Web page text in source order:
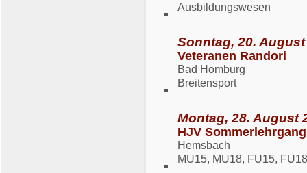
Ausbildungswesen
Sonntag, 20.
Veteranen Randori
Bad Homburg
Breitensport
Montag, 28. August
HJV
Hemsbach
MU15, MU18, FU15,